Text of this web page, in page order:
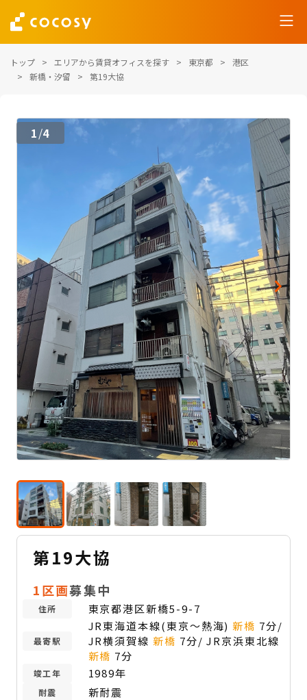
トップ エリアから賃貸オフィスを探す 東京都
港区
新橋・汐留
第19大協
1/4
第19大協
1区画募集中
住所 東京都港区新橋5-9-7
最寄駅
JR東海道本線(東京～熱海) 新橋 7分/
JR横須賀線 新橋 7分/ JR京浜東北線
新橋 7分
竣工年 1989年
耐震 新耐震